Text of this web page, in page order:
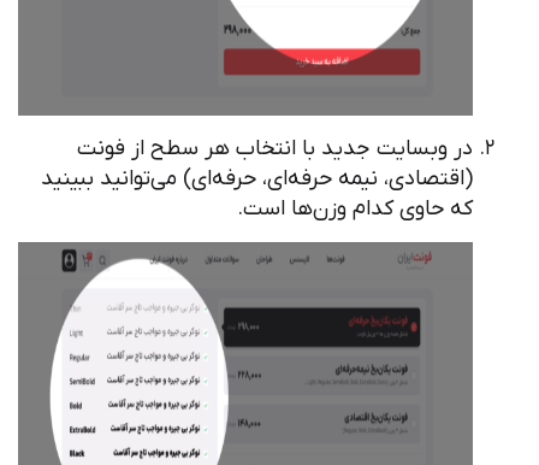
در وبسایت جدید با انتخاب هر سطح از فونت
(اقتصادی، نیمه حرفه‌ای، حرفه‌ای) می‌توانید ببینید
که حاوی کدام وزن‌ها است.